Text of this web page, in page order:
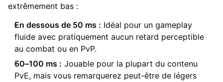
extrêmement bas :
En dessous de 50 ms : Idéal pour un gameplay
fluide avec pratiquement aucun retard perceptible
au combat ou en PvP.
50–100 ms : Jouable pour la plupart du contenu
PvE, mais vous remarquerez peut-être de légers